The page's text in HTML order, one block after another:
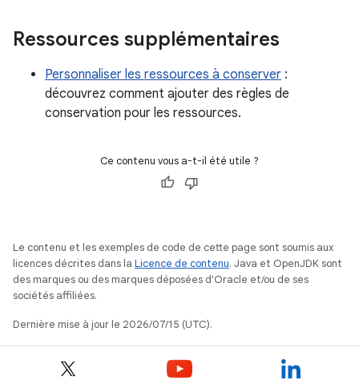
Ressources supplémentaires
Personnaliser les ressources à conserver :
découvrez comment ajouter des règles de
conservation pour les ressources.
Ce contenu vous a-t-il été utile ?
Le contenu et les exemples de code de cette page sont soumis aux
licences décrites dans la Licence de contenu. Java et OpenJDK sont
des marques ou des marques déposées d'Oracle et/ou de ses
sociétés affiliées.
Dernière mise à jour le 2026/07/15 (UTC).